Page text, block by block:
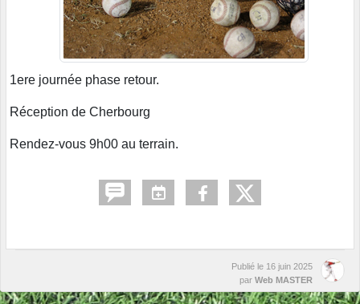
1ere journée phase retour.
Réception de Cherbourg
Rendez-vous 9h00 au terrain.
Publié le 16 juin 2025
par Web MASTER